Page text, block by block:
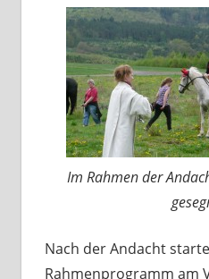
Im Rahmen der
Nach der Andacht
Rahmenprogramm am